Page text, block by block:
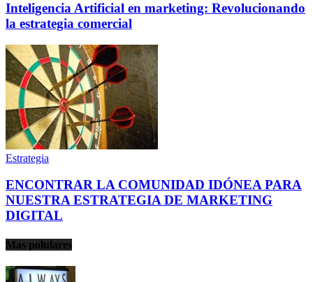
Inteligencia Artificial en marketing: Revolucionando
la estrategia comercial
Estrategia
ENCONTRAR LA COMUNIDAD IDÓNEA PARA
NUESTRA ESTRATEGIA DE MARKETING
DIGITAL
Mas polulares